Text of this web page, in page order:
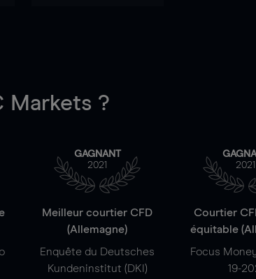
Markets ?
GAGNANT
2021
Meilleur courtier CFD
(Allemagne)
Enquête du Deutsches
Kundeninstitut (DKI)
2021
Courtier
équitable
Focus
19-